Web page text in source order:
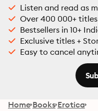
Listen and read as
Over 400 000+ titles
Bestsellers in 10+
Exclusive titles +
Easy to cancel
Home Books Erotica